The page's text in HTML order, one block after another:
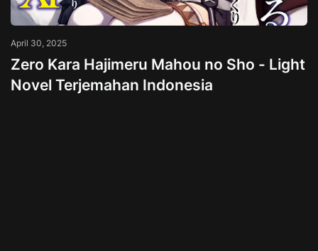
April 30, 2025
Zero Kara Hajimeru Mahou no Sho - Light
Novel Terjemahan Indonesia